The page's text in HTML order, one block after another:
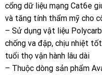
cổng dữ liệu mạng Cat6e
và tăng tính thẩm mỹ cho
– Sử dụng vật liệu
chống va đập, chịu nhiệt
tuổi thọ vận hành lâu dài
– Thuộc dòng sản phẩm